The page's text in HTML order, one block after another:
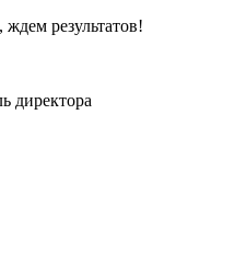
результатов!
директора